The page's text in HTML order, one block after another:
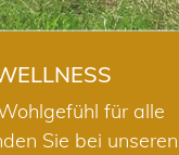
für alle
Sie bei unseren